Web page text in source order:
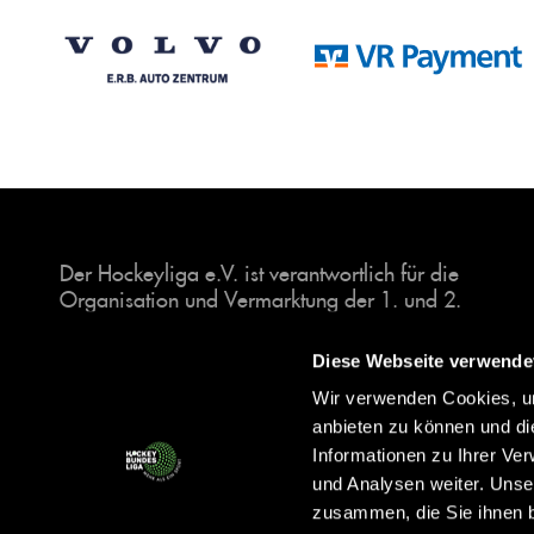
Diese Webseite
Wir verwenden Cookies,
anbieten zu können und
Informationen zu Ihrer
und Analysen weiter.
zusammen, die Sie ihnen
Der Hockeyliga e.V. ist verantwortlich für die
Organisation und Vermarktung der 1. und 2.
Halle. Insgesamt sind über 60 Vereine unter dem
Dach der Hockeyliga organisiert, sowohl im
Herren als auch im Damen Bereich.